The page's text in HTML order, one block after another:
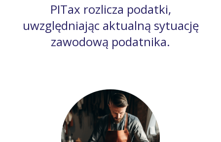
PITax rozlicza podatki,
uwzględniając aktualną sytuację
zawodową podatnika.